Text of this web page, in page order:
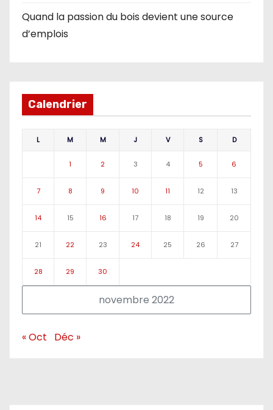
Quand la passion du bois devient une source
d’emplois
Calendrier
novembre 2022
L M M J V S D
1 2 3 4 5 6
7 8 9 10 11 12 13
14 15 16 17 18 19 20
21 22 23 24 25 26 27
28 29 30
« Oct Déc »